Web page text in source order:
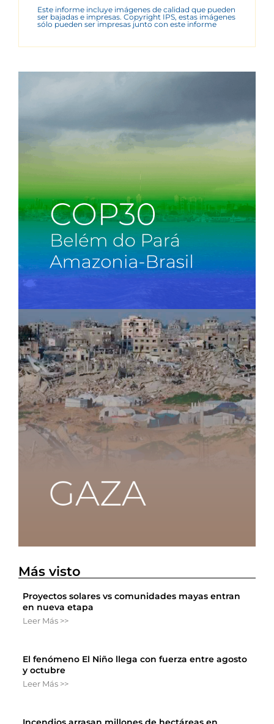
Este informe incluye imágenes de calidad que pueden
ser bajadas e impresas. Copyright IPS, estas imágenes
sólo pueden ser impresas junto con este informe
Más visto
Proyectos solares vs comunidades mayas entran
en nueva etapa
Leer Más >>
El fenómeno El Niño llega con fuerza entre agosto
y octubre
Leer Más >>